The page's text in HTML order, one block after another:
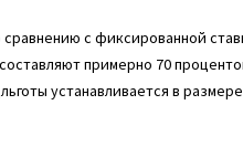
сравнению с фиксированной
примерно 70
устанавливается в